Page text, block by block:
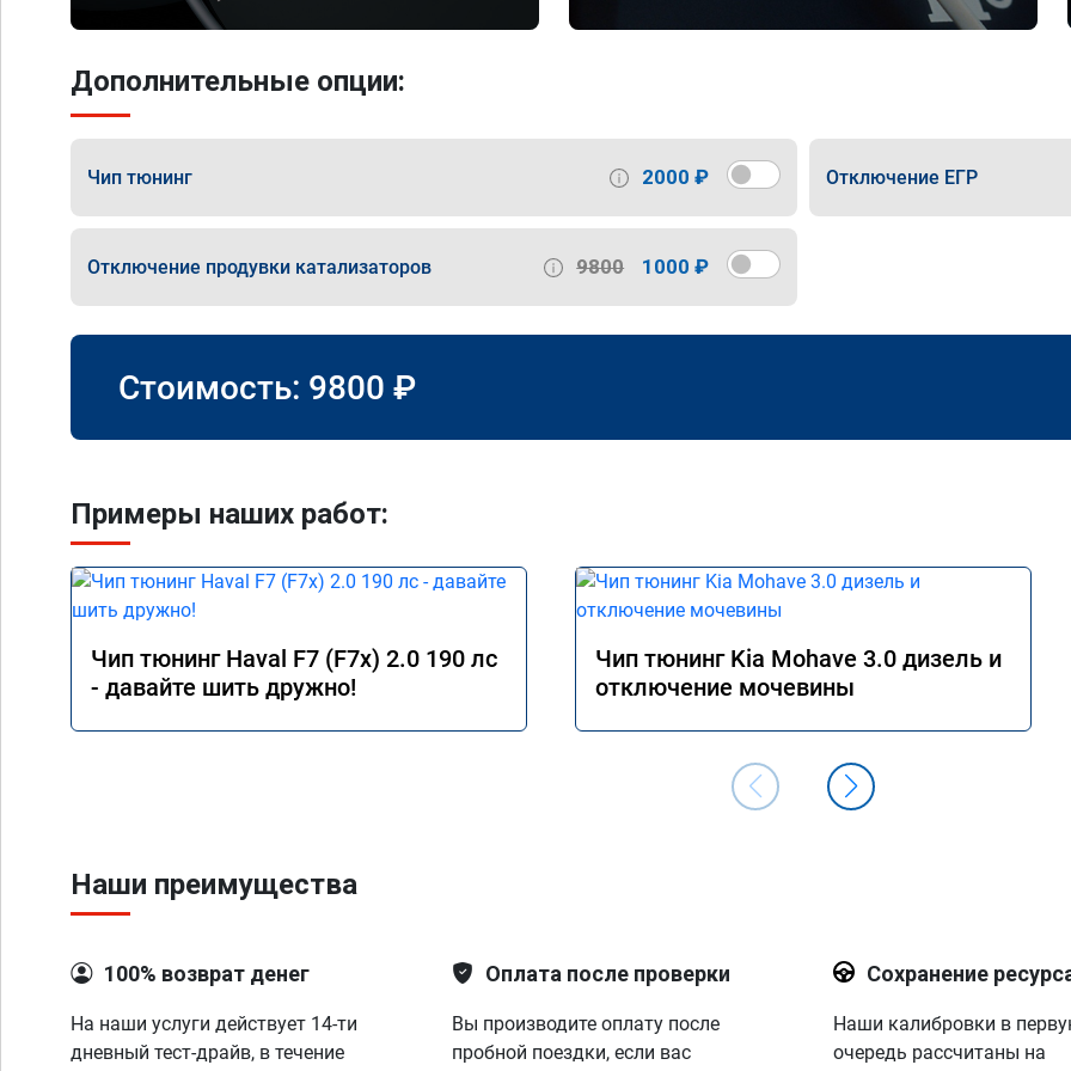
Дополнительные опции:
Чип тюнинг 2000 ₽ Отключение ЕГР
Отключение продувки катализаторов 9800 1000 ₽
Стоимость: 9800 ₽
Примеры наших работ:
Чип тюнинг Haval F7 (F7x) 2.0 190 лс
- давайте шить дружно!
Чип тюнинг Kia Mohave 3.0 дизель и
отключение мочевины
Наши преимущества
100% возврат денег
На наши услуги действует 14-ти
дневный тест-драйв, в течение
Оплата после проверки
Вы производите оплату после
пробной поездки, если вас
Сохранение
Наши калибровки в
очередь рассчитаны на